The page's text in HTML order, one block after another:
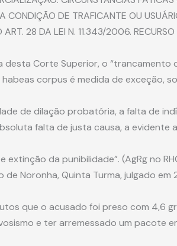
CONDIÇÃO DE TRAFICANTE OU
28 DA LEI N. 11.343/2006. RECURSO
desta Corte Superior, o “trancamento
corpus é medida de exceção,
de dilação probatória, a falta de
falta de justa causa, a evidente
da punibilidade”. (AgRg no
Noronha, Quinta Turma, julgado em
que o acusado foi preso com 4,6
e ter arremessado um pacote